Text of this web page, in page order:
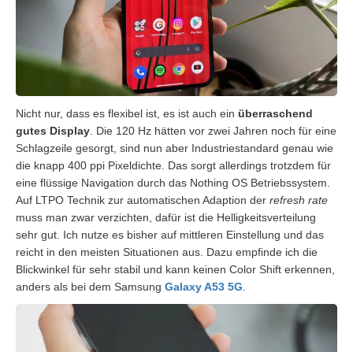
Nicht nur, dass es flexibel ist, es ist auch ein überraschend
gutes Display . Die 120 Hz hätten vor zwei Jahren noch für eine
Schlagzeile gesorgt, sind nun aber Industriestandard genau wie
die knapp 400 ppi Pixeldichte. Das sorgt allerdings trotzdem für
eine flüssige Navigation durch das Nothing OS Betriebssystem.
Auf LTPO Technik zur automatischen Adaption der refresh rate
muss man zwar verzichten, dafür ist die Helligkeitsverteilung
sehr gut. Ich nutze es bisher auf mittleren Einstellung und das
reicht in den meisten Situationen aus. Dazu empfinde ich die
Blickwinkel für sehr stabil und kann keinen Color Shift erkennen,
anders als bei dem Samsung Galaxy A53 5G